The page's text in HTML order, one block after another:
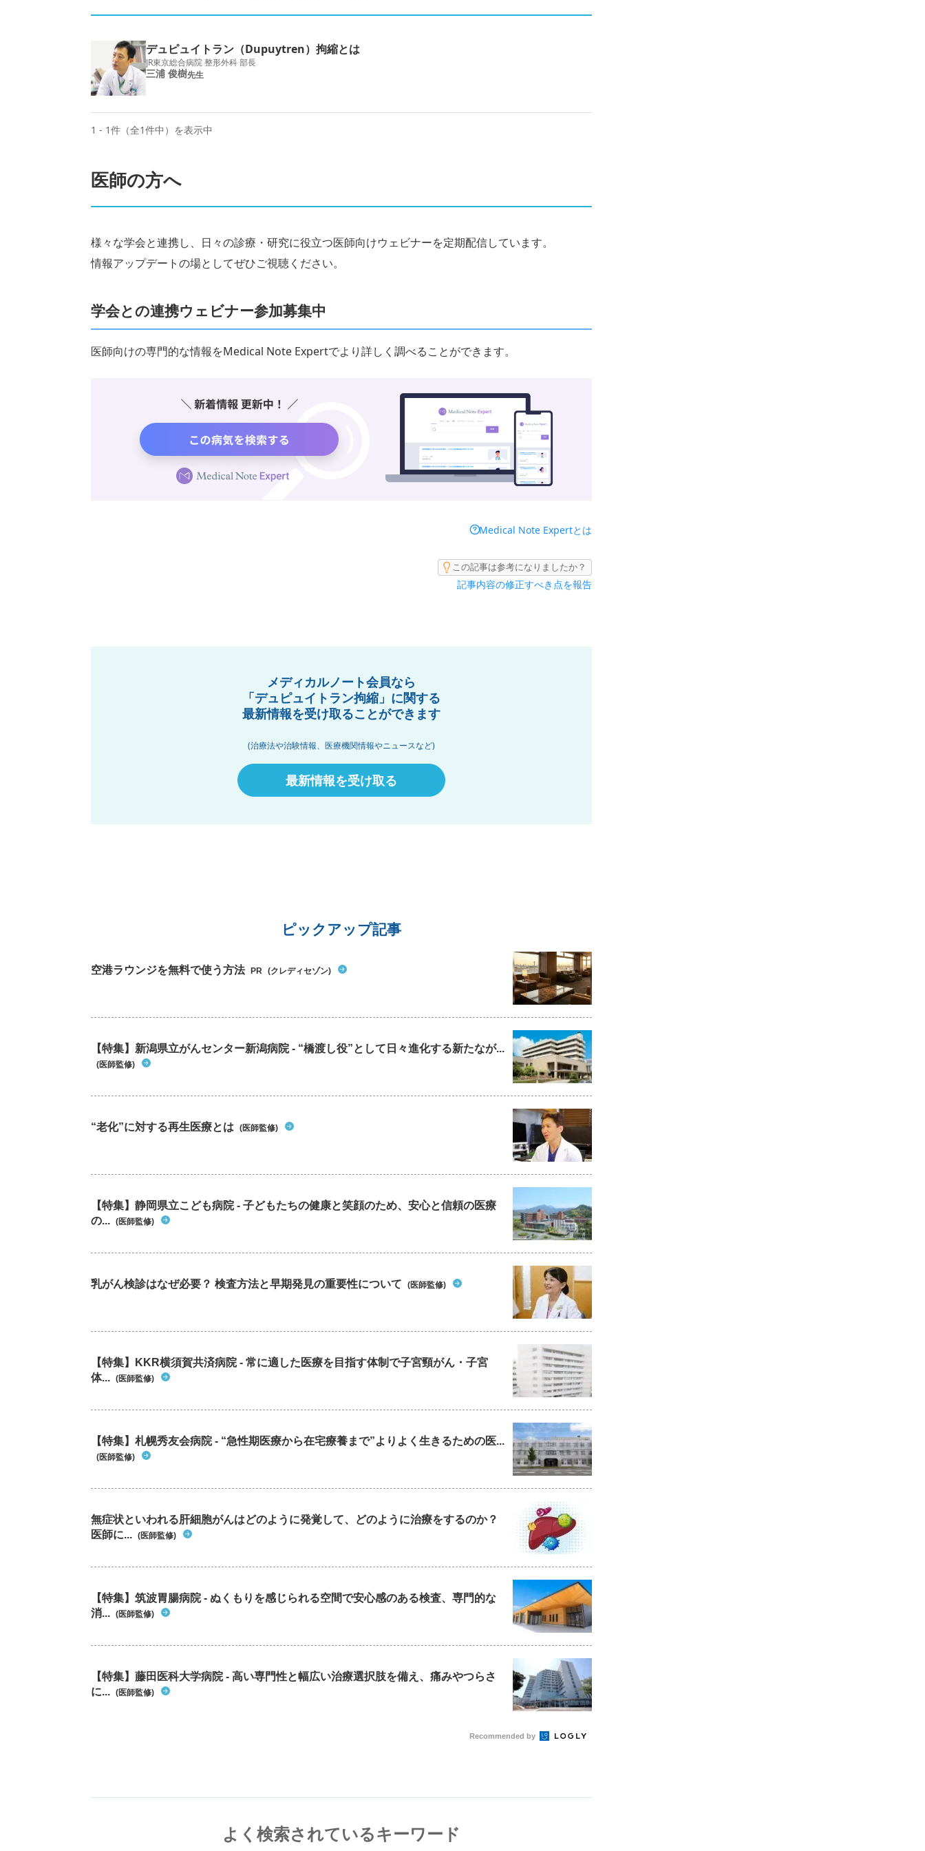
デュピュイトラン（Dupuytren）拘縮とは
JR東京総合病院 整形外科 部長
三浦 俊樹先生
1 - 1件（全1件中）を表示中
医師の方へ
様々な学会と連携し、日々の診療・研究に役立つ医師向けウェビナーを定期配信しています。
情報アップデートの場としてぜひご視聴ください。
学会との連携ウェビナー参加募集中
医師向けの専門的な情報をMedical Note Expertでより詳しく調べることができます。
Medical Note Expertとは
この記事は参考になりましたか？
記事内容の修正すべき点を報告
メディカルノート会員なら
「デュピュイトラン拘縮」に関する
最新情報を受け取ることができます
(治療法や治験情報、医療機関情報やニュースなど)
最新情報を受け取る
ピックアップ記事
空港ラウンジを無料で使う方法 PR (クレディセゾン)
【特集】新潟県立がんセンター新潟病院 - “橋渡し役”として日々進化する新たなが...
(医師監修)
“老化”に対する再生医療とは (医師監修)
【特集】静岡県立こども病院 - 子どもたちの健康と笑顔のため、安心と信頼の医療
の... (医師監修)
乳がん検診はなぜ必要？ 検査方法と早期発見の重要性について (医師監修)
【特集】KKR横須賀共済病院 - 常に適した医療を目指す体制で子宮頸がん・子宮
体... (医師監修)
【特集】札幌秀友会病院 - “急性期医療から在宅療養まで”よりよく生きるための医...
(医師監修)
無症状といわれる肝細胞がんはどのように発覚して、どのように治療をするのか？
医師に... (医師監修)
【特集】筑波胃腸病院 - ぬくもりを感じられる空間で安心感のある検査、専門的な
消... (医師監修)
【特集】藤田医科大学病院 - 高い専門性と幅広い治療選択肢を備え、痛みやつらさ
に... (医師監修)
Recommended by
よく検索されているキーワード